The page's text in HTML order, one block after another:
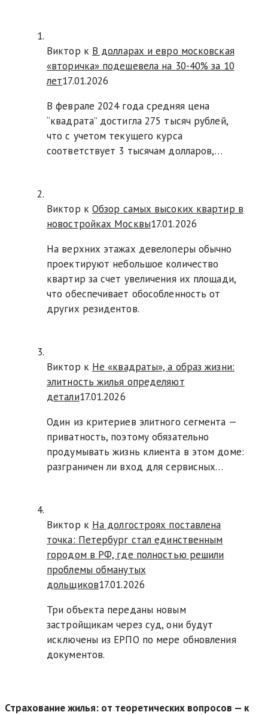
Виктор к В долларах и евро московская
«вторичка» подешевела на 30-40% за 10
лет17.01.2026
В феврале 2024 года средняя цена
“квадрата” достигла 275 тысяч рублей,
что с учетом текущего курса
соответствует 3 тысячам долларов,…
Виктор к Обзор самых высоких квартир в
новостройках Москвы17.01.2026
На верхних этажах девелоперы обычно
проектируют небольшое количество
квартир за счет увеличения их площади,
что обеспечивает обособленность от
других резидентов.
Виктор к Не «квадраты», а образ жизни:
элитность жилья определяют
детали17.01.2026
Один из критериев элитного сегмента —
приватность, поэтому обязательно
продумывать жизнь клиента в этом доме:
разграничен ли вход для сервисных…
Виктор к На долгостроях поставлена
точка: Петербург стал единственным
городом в РФ, где полностью решили
проблемы обманутых
дольщиков17.01.2026
Три объекта переданы новым
застройщикам через суд, они будут
исключены из ЕРПО по мере обновления
документов.
Страхование жилья: от теоретических вопросов — к